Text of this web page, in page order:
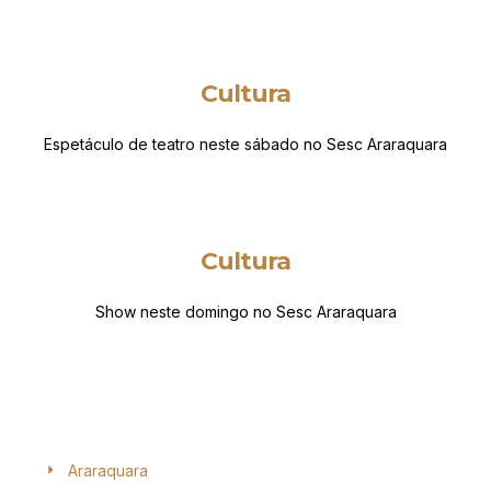
Cultura
Espetáculo de teatro neste sábado no Sesc Araraquara
Cultura
Show neste domingo no Sesc Araraquara
Araraquara